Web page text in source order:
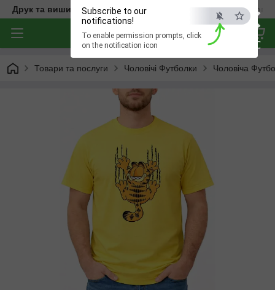
×
ESC
Subscribe to our
notifications!
To enable permission prompts, click
on the notification icon
Друк та вишивка на одязі — створюємо речі з характером
Товари та послуги Чоловічі Футболки Чоловіча